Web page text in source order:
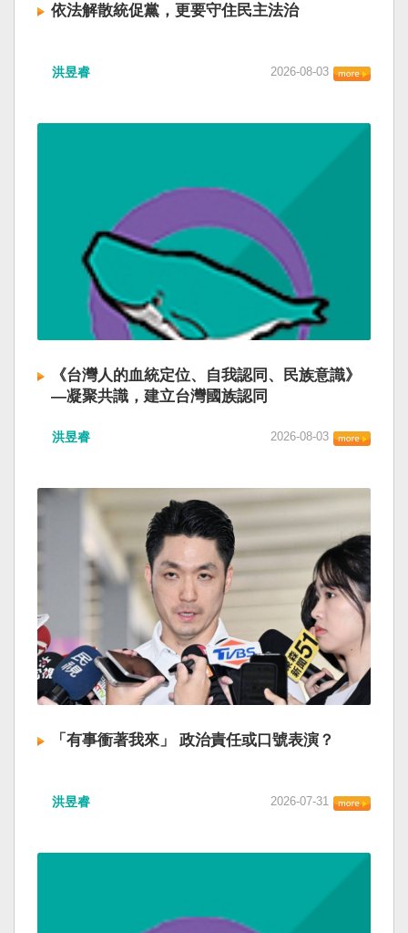
依法解散統促黨，更要守住民主法治
洪昱睿 2026-08-03
《台灣人的血統定位、自我認同、民族意識》
—凝聚共識，建立台灣國族認同
洪昱睿 2026-08-03
「有事衝著我來」 政治責任或口號表演？
洪昱睿 2026-07-31